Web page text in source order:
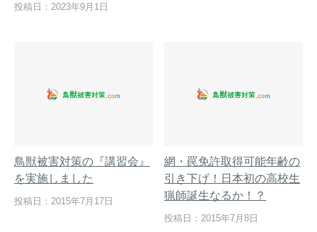
投稿日：2023年9月1日
鳥獣被害対策の『講習会』
を実施しました
投稿日：2015年7月17日
網・罠免許取得可能年齢の
引き下げ！日本初の高校生
猟師誕生なるか！？
投稿日：2015年7月8日